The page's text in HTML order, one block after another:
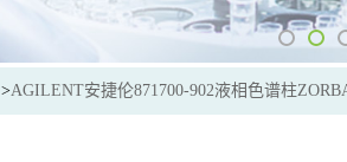
>AGILENT安捷伦871700-902液相色谱柱